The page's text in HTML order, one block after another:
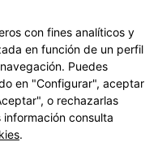
– Financiado por
con fines analíticos y
en función de un perfil
Puedes
en "Configurar", aceptar
o rechazarlas
consulta
.